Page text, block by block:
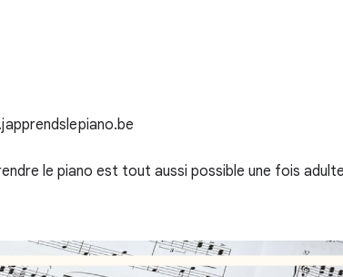
le piano est tout aussi possible une fois